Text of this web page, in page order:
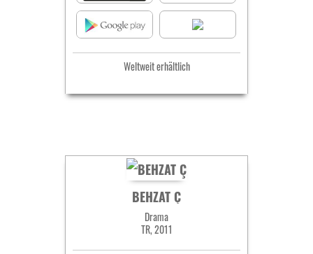
Weltweit erhältlich
BEHZAT Ç
Drama
TR, 2011